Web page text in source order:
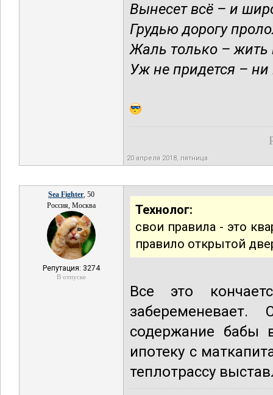
Вынесет всё – и
Грудью дорогу
Жаль только – жить
Уж не придется – ни
20 апреля 2018, пятница
Sea Fighter, 50
Россия, Москва
Репутация: 3274
В отпуске
Технолог:
свои правила - это
правило открытой
Все это
содержание бабы
ипотеку с
теплотрассу